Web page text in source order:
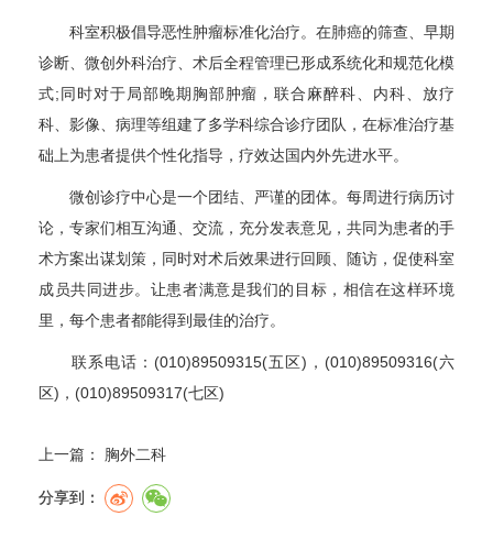
科室积极倡导恶性肿瘤标准化治疗。在肺癌的筛查、早期
诊断、微创外科治疗、术后全程管理已形成系统化和规范化模
式;同时对于局部晚期胸部肿瘤，联合麻醉科、内科、放疗
科、影像、病理等组建了多学科综合诊疗团队，在标准治疗基
础上为患者提供个性化指导，疗效达国内外先进水平。
微创诊疗中心是一个团结、严谨的团体。每周进行病历讨
论，专家们相互沟通、交流，充分发表意见，共同为患者的手
术方案出谋划策，同时对术后效果进行回顾、随访，促使科室
成员共同进步。让患者满意是我们的目标，相信在这样环境
里，每个患者都能得到最佳的治疗。
联系电话：(010)89509315(五区)，(010)89509316(六
区)，(010)89509317(七区)
上一篇： 胸外二科
分享到：